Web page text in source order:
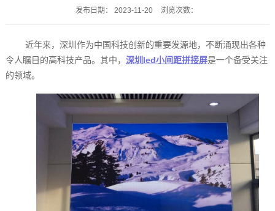
发布日期： 2023-11-20 浏览次数：
近年来，深圳作为中国科技创新的重要发源地，不断涌现出各种
令人瞩目的高科技产品。其中， 深圳led小间距拼接屏是一个备受关注
的领域。